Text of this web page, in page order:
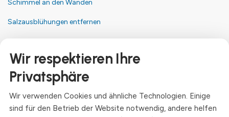
Schimmel an den Wänden
Salzausblühungen entfernen
Anschrift
Dresdner Straße 24, 09577 Niederwiesa
Telefon
+49 (0)3726 - 720 560
Wir respektieren Ihre
Privatsphäre
Wir verwenden Cookies und ähnliche Technologien. Einige
sind für den Betrieb der Website notwendig, andere helfen